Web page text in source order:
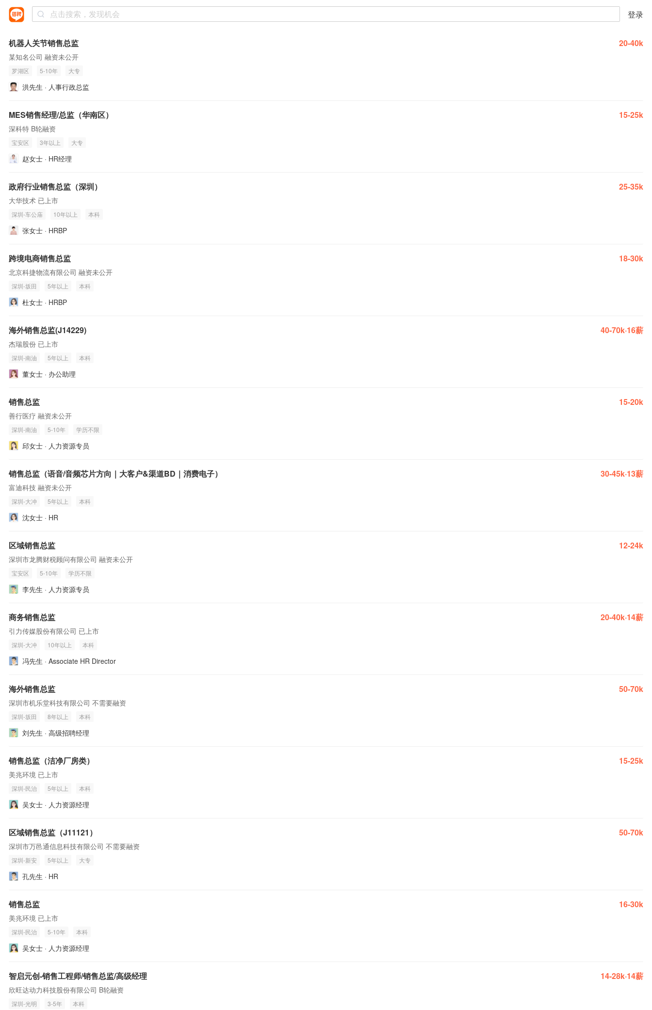
登录
机器人关节销售总监 20-40k
某知名公司 融资未公开
罗湖区 5-10年 大专
洪先生 · 人事行政总监
MES销售经理/总监（华南区） 15-25k
深科特 B轮融资
宝安区 3年以上 大专
赵女士 · HR经理
政府行业销售总监（深圳） 25-35k
大华技术 已上市
深圳-车公庙 10年以上 本科
张女士 · HRBP
跨境电商销售总监 18-30k
北京科捷物流有限公司 融资未公开
深圳-坂田 5年以上 本科
杜女士 · HRBP
海外销售总监(J14229) 40-70k·16薪
杰瑞股份 已上市
深圳-南油 5年以上 本科
董女士 · 办公助理
销售总监 15-20k
善行医疗 融资未公开
深圳-南油 5-10年 学历不限
邱女士 · 人力资源专员
销售总监（语音/音频芯片方向｜大客户&渠道BD｜消费电子） 30-45k·13薪
富迪科技 融资未公开
深圳-大冲 5年以上 本科
沈女士 · HR
区域销售总监 12-24k
深圳市龙腾财税顾问有限公司 融资未公开
宝安区 5-10年 学历不限
李先生 · 人力资源专员
商务销售总监 20-40k·14薪
引力传媒股份有限公司 已上市
深圳-大冲 10年以上 本科
冯先生 · Associate HR Director
海外销售总监 50-70k
深圳市机乐堂科技有限公司 不需要融资
深圳-坂田 8年以上 本科
刘先生 · 高级招聘经理
销售总监（洁净厂房类） 15-25k
美兆环境 已上市
深圳-民治 5年以上 本科
吴女士 · 人力资源经理
区域销售总监（J11121） 50-70k
深圳市万邑通信息科技有限公司 不需要融资
深圳-新安 5年以上 大专
孔先生 · HR
销售总监 16-30k
美兆环境 已上市
深圳-民治 5-10年 本科
吴女士 · 人力资源经理
智启元创-销售工程师/销售总监/高级经理 14-28k·14薪
欣旺达动力科技股份有限公司 B轮融资
深圳-光明 3-5年 本科